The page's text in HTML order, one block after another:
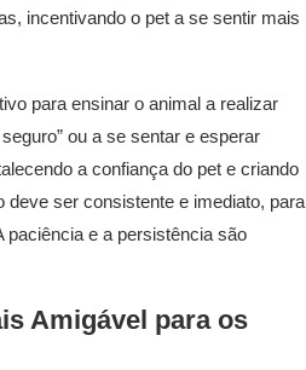
incentivando o pet a se sentir mais
para ensinar o animal a realizar
ou a se sentar e esperar
a confiança do pet e criando
ser consistente e imediato, para
e a persistência são
Amigável para os